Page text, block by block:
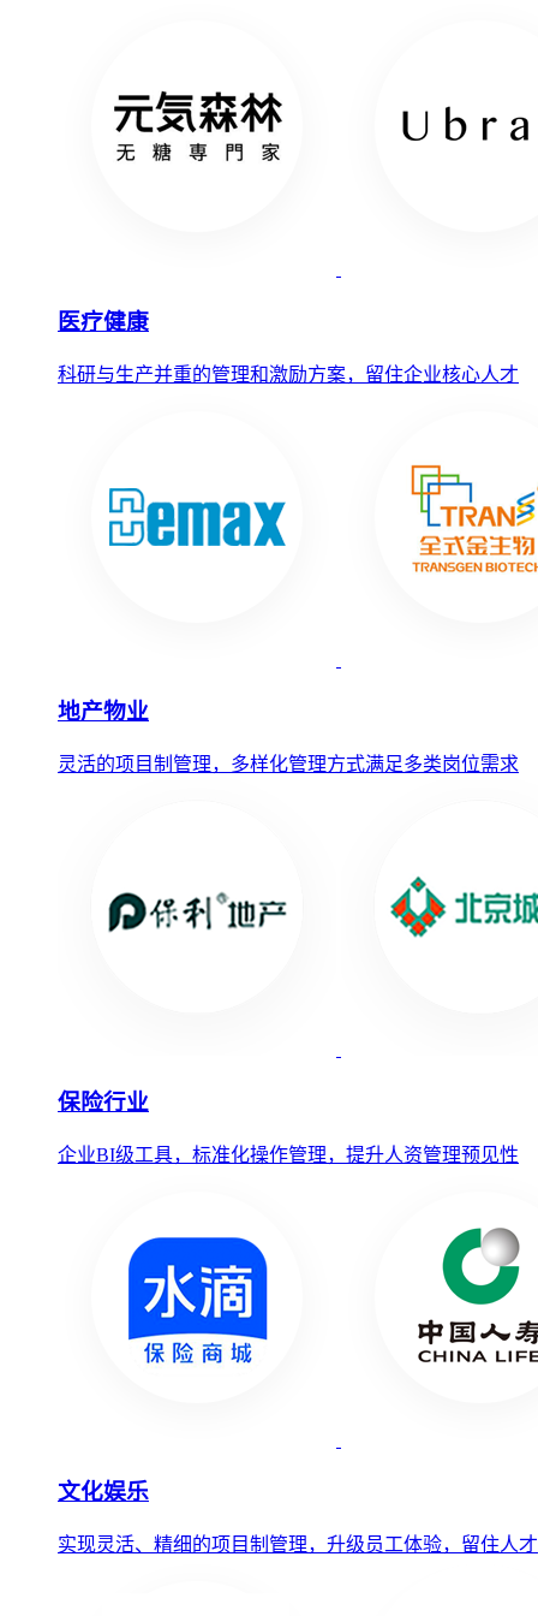
医疗健康
科研与生产并重的管理和激励方案，留住企业核心人才
地产物业
灵活的项目制管理，多样化管理方式满足多类岗位需求
保险行业
企业BI级工具，标准化操作管理，提升人资管理预见性
文化娱乐
实现灵活、精细的项目制管理，升级员工体验，留住人才